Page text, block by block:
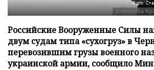
Фото:
Российские Вооруженные Силы
двум судам типа «сухогруз» в
перевозившим грузы военного
украинской армии, сообщило